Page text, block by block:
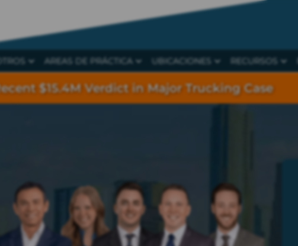
AREAS DE PRÁCTICA UBICACIONES RECURSOS
$15.4M Verdict in Major Trucking Case